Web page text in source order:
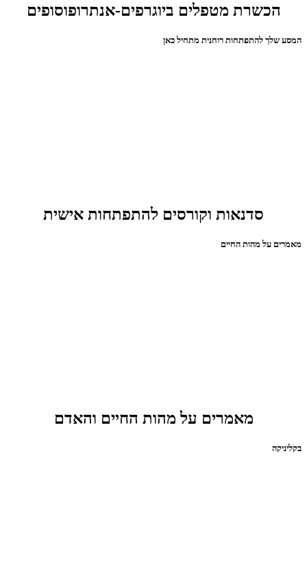
הכשרת מטפלים ביוגרפים-אנתרופוסופים
המסע שלך להתפתחות רוחנית מתחיל כאן
סדנאות וקורסים להתפתחות אישית
מאמרים על מהות החיים
מאמרים על מהות החיים והאדם
בקליניקה